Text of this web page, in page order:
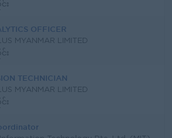
း
OFFICER
MYANMAR LIMITED
း
TECHNICIAN
MYANMAR LIMITED
း